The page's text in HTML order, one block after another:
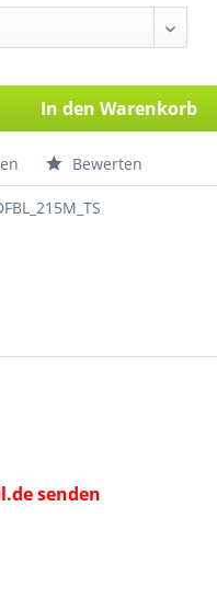
In den Warenkorb
Bewerten
senden